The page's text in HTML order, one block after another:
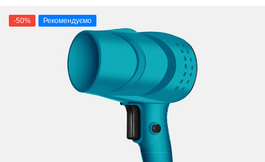
-50% Рекомендуємо